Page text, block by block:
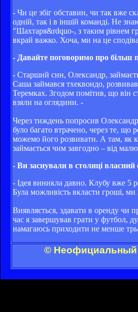
- Чи це збіг обставин, чи так вже
одній, так і в іншій команді. Не
"Шахтаря&rdquo-, з таким рівнем
вкрай важко. Хоча, ми на це
- Давайте поговоримо про більш
- Старший син, Олександр,
Саша займався тхеквондо,
Теремках. Згодом помітив, що він
взяли на оглядини. -
Через тиждень попросив
було багато втрачено, через те, що
можемо його розвивати. А там, як
займається чим завгодно – від
- Ви заснували в столиці
- Ідея виникла давно. Клубу вже 5
Була можливість вкласти гроші,
Виявляється, здавати в оренду чи
час я завершував грати у футбол,
намагаюсь приходити не менше
© Неофициальный